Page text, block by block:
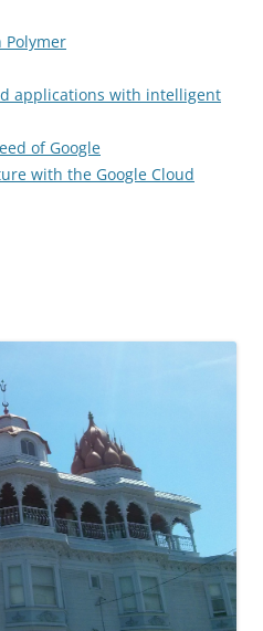
Polymer
applications with intelligent
of Google
with the Google Cloud